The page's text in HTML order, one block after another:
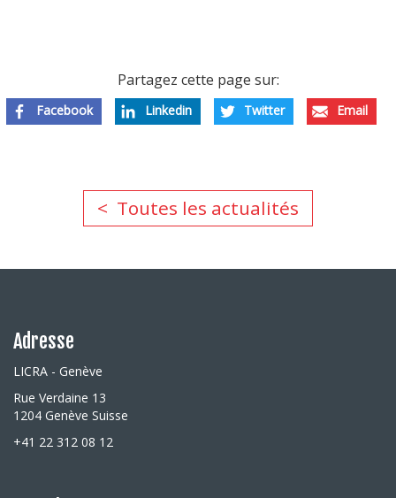
Partagez cette page sur:
Facebook Linkedin Twitter Email
Toutes les actualités
Adresse
LICRA - Genève
Rue Verdaine 13
1204 Genève Suisse
+41 22 312 08 12